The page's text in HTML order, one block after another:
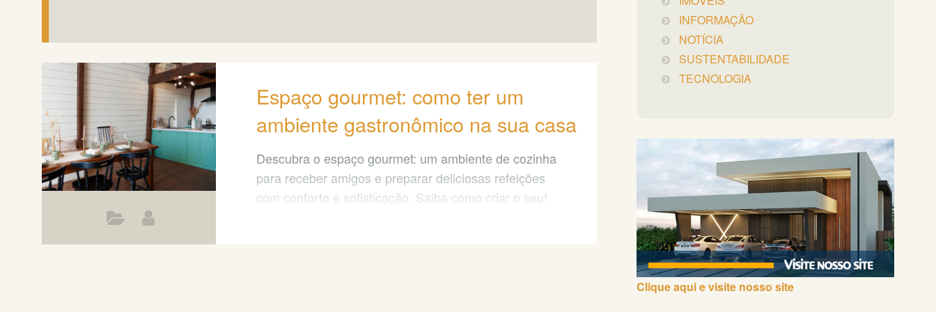
Espaço gourmet: como ter um
ambiente gastronômico na sua casa
Descubra o espaço gourmet: um ambiente de cozinha
para receber amigos e preparar deliciosas refeições
com conforto e sofisticação. Saiba como criar o seu!
INFORMAÇÃO
NOTÍCIA
SUSTENTABILIDADE
TECNOLOGIA
Clique aqui e visite nosso site